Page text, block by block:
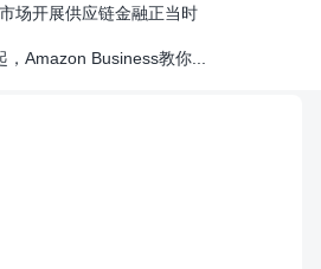
场开展供应链金融正当时
，Amazon Business教你...